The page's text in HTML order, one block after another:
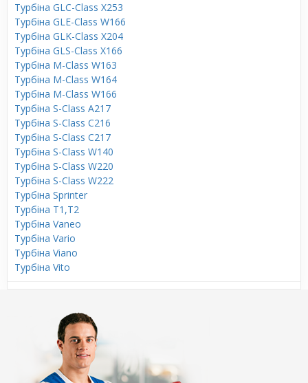
Турбіна GLC-Class X253
Турбіна GLE-Class W166
Турбіна GLK-Class X204
Турбіна GLS-Class X166
Турбіна M-Class W163
Турбіна M-Class W164
Турбіна M-Class W166
Турбіна S-Class A217
Турбіна S-Class C216
Турбіна S-Class C217
Турбіна S-Class W140
Турбіна S-Class W220
Турбіна S-Class W222
Турбіна Sprinter
Турбіна T1,T2
Турбіна Vaneo
Турбіна Vario
Турбіна Viano
Турбіна Vito